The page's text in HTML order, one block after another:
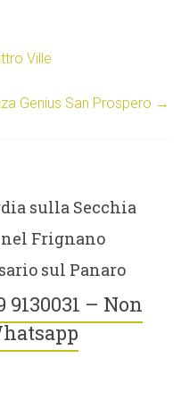
Ville
Genius San Prospero →
sulla Secchia
Frignano
sul Panaro
– Non